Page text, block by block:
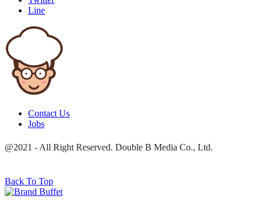
Line
Contact Us
Jobs
@2021 - All Right Reserved. Double B Media Co., Ltd.
Back To Top